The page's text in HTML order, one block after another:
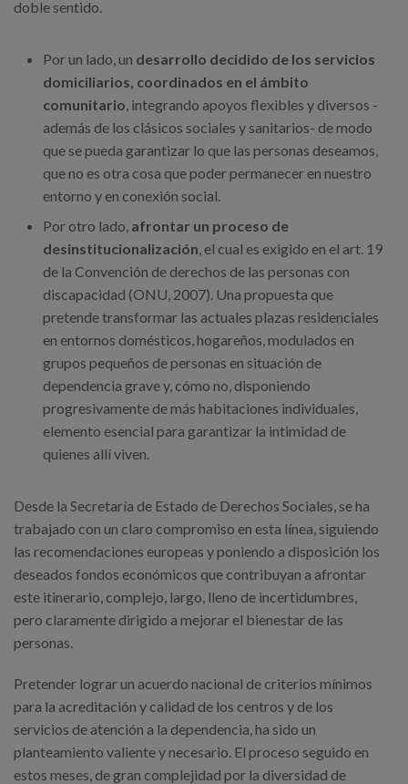
doble sentido.
Por un lado, un desarrollo decidido de los servicios
domiciliarios, coordinados en el ámbito
comunitario, integrando apoyos flexibles y diversos -
además de los clásicos sociales y sanitarios- de modo
que se pueda garantizar lo que las personas deseamos,
que no es otra cosa que poder permanecer en nuestro
entorno y en conexión social.
Por otro lado, afrontar un proceso de
desinstitucionalización, el cual es exigido en el art. 19
de la Convención de derechos de las personas con
discapacidad (ONU, 2007). Una propuesta que
pretende transformar las actuales plazas residenciales
en entornos domésticos, hogareños, modulados en
grupos pequeños de personas en situación de
dependencia grave y, cómo no, disponiendo
progresivamente de más habitaciones individuales,
elemento esencial para garantizar la intimidad de
quienes allí viven.
Desde la Secretaría de Estado de Derechos Sociales, se ha
trabajado con un claro compromiso en esta línea, siguiendo
las recomendaciones europeas y poniendo a disposición los
deseados fondos económicos que contribuyan a afrontar
este itinerario, complejo, largo, lleno de incertidumbres,
pero claramente dirigido a mejorar el bienestar de las
personas.
Pretender lograr un acuerdo nacional de criterios mínimos
para la acreditación y calidad de los centros y de los
servicios de atención a la dependencia, ha sido un
planteamiento valiente y necesario. El proceso seguido en
estos meses, de gran complejidad por la diversidad de